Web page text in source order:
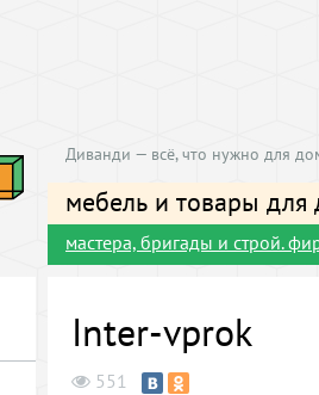
Диванди — всё, что нужно для
мебель и товары для
мастера, бригады и строй.
Inter-vprok
551